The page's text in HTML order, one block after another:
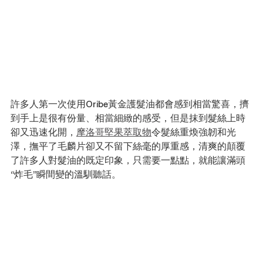
許多人第一次使用Oribe黃金護髮油都會感到相當驚喜，擠
到手上是很有份量、相當細緻的感受，但是抹到髮絲上時
卻又迅速化開， 摩洛哥堅果萃取物令髮絲重煥強韌和光
澤，撫平了毛麟片卻又不留下絲毫的厚重感，清爽的顛覆
了許多人對髮油的既定印象，只需要一點點，就能讓滿頭
“炸毛”瞬間變的溫馴聽話。